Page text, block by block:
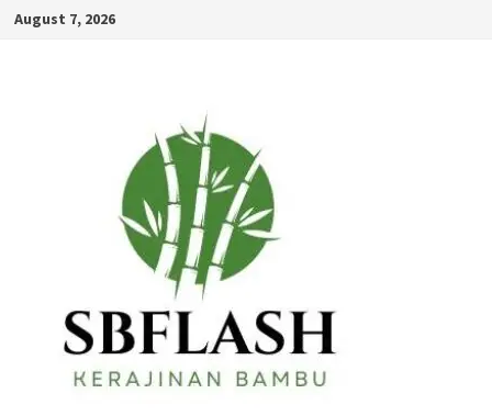
SkipAugust 7, 2026